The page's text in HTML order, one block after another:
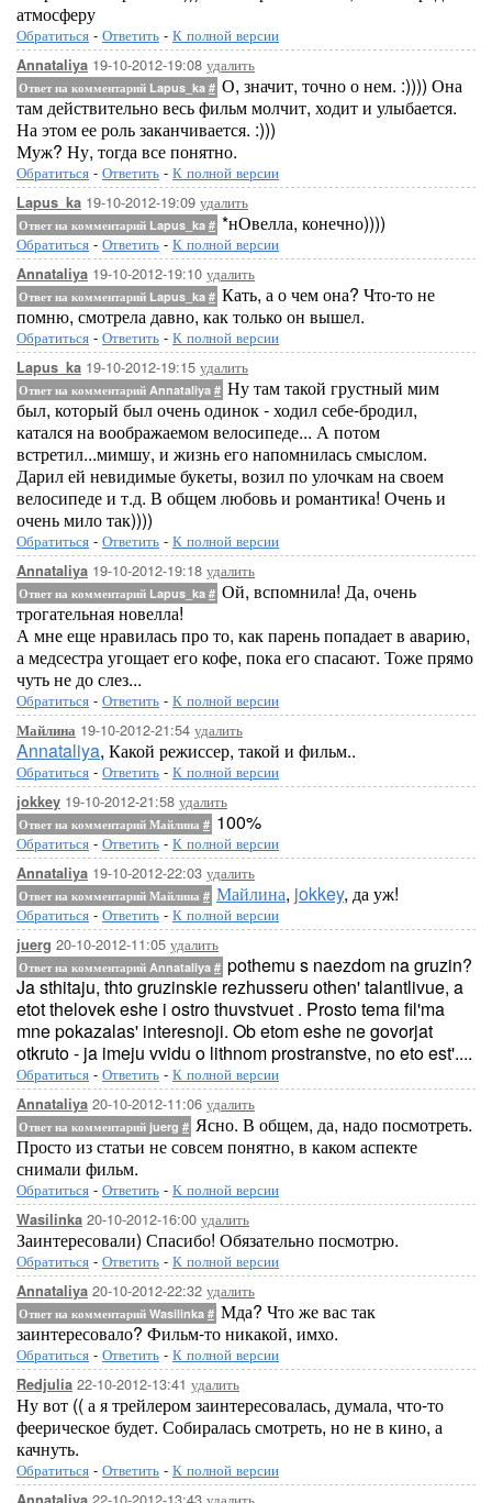
атмосферу
Обратиться - Ответить - К полной версии
Annataliya 19-10-2012-19:08 удалить
Ответ на комментарий Lapus_ka # О, значит, точно о нем. :)))) Она
там действительно весь фильм молчит, ходит и улыбается.
На этом ее роль заканчивается. :)))
Муж? Ну, тогда все понятно.
Обратиться - Ответить - К полной версии
Lapus_ka 19-10-2012-19:09 удалить
Ответ на комментарий Lapus_ka # *нОвелла, конечно))))
Обратиться - Ответить - К полной версии
Annataliya 19-10-2012-19:10 удалить
Ответ на комментарий Lapus_ka # Кать, а о чем она? Что-то не
помню, смотрела давно, как только он вышел.
Обратиться - Ответить - К полной версии
Lapus_ka 19-10-2012-19:15 удалить
Ответ на комментарий Annataliya # Ну там такой грустный мим
был, который был очень одинок - ходил себе-бродил,
катался на воображаемом велосипеде... А потом
встретил...мимшу, и жизнь его напомнилась смыслом.
Дарил ей невидимые букеты, возил по улочкам на своем
велосипеде и т.д. В общем любовь и романтика! Очень и
очень мило так))))
Обратиться - Ответить - К полной версии
Annataliya 19-10-2012-19:18 удалить
Ответ на комментарий Lapus_ka # Ой, вспомнила! Да, очень
трогательная новелла!
А мне еще нравилась про то, как парень попадает в аварию,
а медсестра угощает его кофе, пока его спасают. Тоже прямо
чуть не до слез...
Обратиться - Ответить - К полной версии
Майлина 19-10-2012-21:54 удалить
Annataliya, Какой режиссер, такой и фильм..
Обратиться - Ответить - К полной версии
jokkey 19-10-2012-21:58 удалить
Ответ на комментарий Майлина # 100%
Обратиться - Ответить - К полной версии
Annataliya 19-10-2012-22:03 удалить
Ответ на комментарий Майлина # Майлина, jokkey, да уж!
Обратиться - Ответить - К полной версии
juerg 20-10-2012-11:05 удалить
Ответ на комментарий Annataliya # pothemu s naezdom na gruzin?
Ja sthitaju, thto gruzinskie rezhusseru othen' talantlivue, a
etot thelovek eshe i ostro thuvstvuet . Prosto tema fil'ma
mne pokazalas' interesnoji. Ob etom eshe ne govorjat
otkruto - ja imeju vvidu o lithnom prostranstve, no eto est'....
Обратиться - Ответить - К полной версии
Annataliya 20-10-2012-11:06 удалить
Ответ на комментарий juerg # Ясно. В общем, да, надо посмотреть.
Просто из статьи не совсем понятно, в каком аспекте
снимали фильм.
Обратиться - Ответить - К полной версии
Wasilinka 20-10-2012-16:00 удалить
Заинтересовали) Спасибо! Обязательно посмотрю.
Обратиться - Ответить - К полной версии
Annataliya 20-10-2012-22:32 удалить
Ответ на комментарий Wasilinka # Мда? Что же вас так
заинтересовало? Фильм-то никакой, имхо.
Обратиться - Ответить - К полной версии
Redjulia 22-10-2012-13:41 удалить
Ну вот (( а я трейлером заинтересовалась, думала, что-то
феерическое будет. Собиралась смотреть, но не в кино, а
качнуть.
Обратиться - Ответить - К полной версии